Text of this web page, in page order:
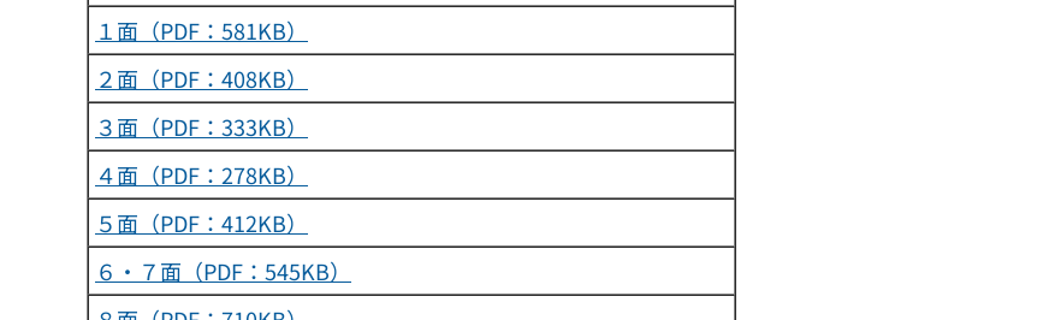
１面（PDF：581KB）
２面（PDF：408KB）
３面（PDF：333KB）
４面（PDF：278KB）
５面（PDF：412KB）
６・７面（PDF：545KB）